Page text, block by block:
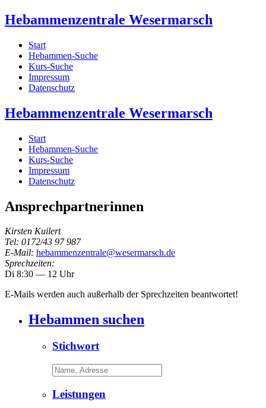
Hebammenzentrale Wesermarsch
Start
Hebammen-Suche
Kurs-Suche
Impressum
Datenschutz
Hebammenzentrale Wesermarsch
Start
Hebammen-Suche
Kurs-Suche
Impressum
Datenschutz
Ansprechpartnerinnen
Kirsten Kuilert
Tel: 0172/43 97 987
E-Mail: hebammenzentrale@wesermarsch.de
Sprechzeiten:
Di 8:30 ― 12 Uhr
E-Mails werden auch außerhalb der Sprechzeiten beantwortet!
Hebammen suchen
Stichwort
Leistungen